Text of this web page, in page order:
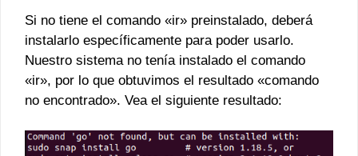
Si no tiene el comando «ir» preinstalado, deberá
instalarlo específicamente para poder usarlo.
Nuestro sistema no tenía instalado el comando
«ir», por lo que obtuvimos el resultado «comando
no encontrado». Vea el siguiente resultado: